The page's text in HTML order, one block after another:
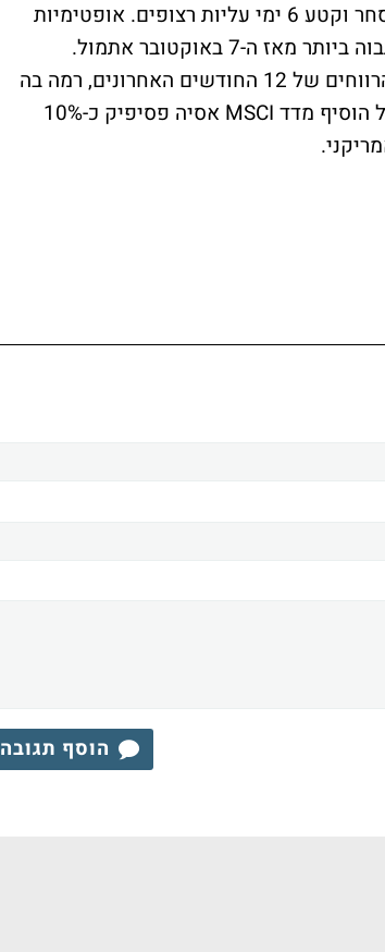
המדד האזורי MSCI אסיה פסיפיק נפל ב-1.1% במהלך המסחר וקטע 6 ימי עליות רצופים. אופטימיות
שהכלכלה העולמית מתאוששת שלחה את המדד לרמתו הגבוה ביותר מאז ה-7 באוקטובר אתמול.
התמחורים של החברים במדד נסחרים במכפיל של 28 על הרווחים של 12 החודשים האחרונים, רמה בה
לא היו מאז מארס 2004. כמו כן, מתחילת השנה ועד אתמול הוסיף מדד MSCI אסיה פסיפיק כ-10%
הוסף תגובה